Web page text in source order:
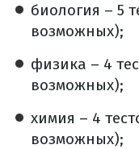
биология – 5
возможных);
физика – 4
возможных);
химия – 4
возможных);